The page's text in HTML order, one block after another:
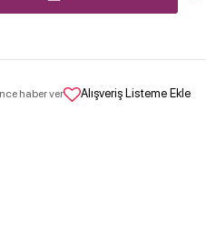
haber ver Alışveriş Listeme Ekle